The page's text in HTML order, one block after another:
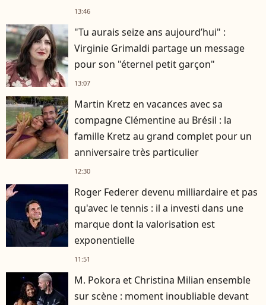
rester musclé à 56 ans ?
13:46
"Tu aurais seize ans aujourd’hui" :
Virginie Grimaldi partage un message
pour son "éternel petit garçon"
13:07
Martin Kretz en vacances avec sa
compagne Clémentine au Brésil : la
famille Kretz au grand complet pour un
anniversaire très particulier
12:30
Roger Federer devenu milliardaire et pas
qu'avec le tennis : il a investi dans une
marque dont la valorisation est
exponentielle
11:51
M. Pokora et Christina Milian ensemble
sur scène : moment inoubliable devant